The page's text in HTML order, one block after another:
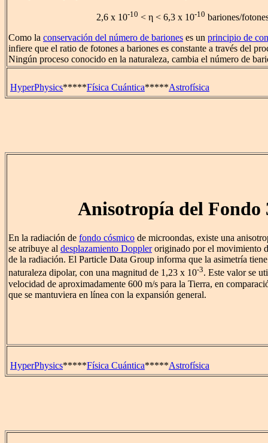
2,6 x 10-10 < η < 6,3 x 10-10 bariones/
Como la conservación del número de bariones es un principio de
infiere que el ratio de fotones a bariones es constante a través del
Ningún proceso conocido en la naturaleza, cambia el número de
HyperPhysics*****Física Cuántica*****Astrofísica
Anisotropía del Fondo
En la radiación de fondo cósmico de microondas, existe una
se atribuye al desplazamiento Doppleroriginado por el movimiento
de la radiación. El Particle Data Group informa que la asimetría
naturaleza dipolar, con una magnitud de 1,23 x 10-3. Este valor se
velocidad de aproximadamente 600 m/s para la Tierra, en
que se mantuviera en línea con la expansión general.
HyperPhysics*****Física Cuántica*****Astrofísica